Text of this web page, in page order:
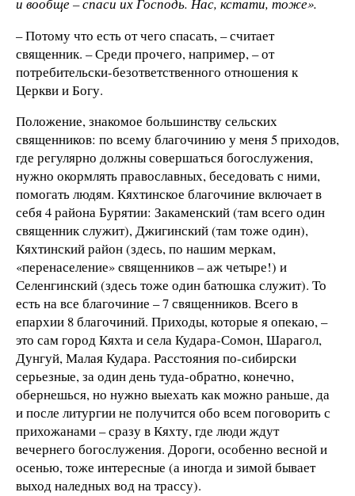
– Потому что есть от чего спасать, – считает
священник. – Среди прочего, например, – от
потребительски-безответственного отношения к
Церкви и Богу.
Положение, знакомое большинству сельских
священников: по всему благочинию у меня 5 приходов,
где регулярно должны совершаться богослужения,
нужно окормлять православных, беседовать с ними,
помогать людям. Кяхтинское благочиние включает в
себя 4 района Бурятии: Закаменский (там всего один
священник служит), Джигинский (там тоже один),
Кяхтинский район (здесь, по нашим меркам,
«перенаселение» священников – аж четыре!) и
Селенгинский (здесь тоже один батюшка служит). То
есть на все благочиние – 7 священников. Всего в
епархии 8 благочиний. Приходы, которые я опекаю, –
это сам город Кяхта и села Кудара-Сомон, Шарагол,
Дунгуй, Малая Кудара. Расстояния по-сибирски
серьезные, за один день туда-обратно, конечно,
обернешься, но нужно выехать как можно раньше, да
и после литургии не получится обо всем поговорить с
прихожанами – сразу в Кяхту, где люди ждут
вечернего богослужения. Дороги, особенно весной и
осенью, тоже интересные (а иногда и зимой бывает
выход наледных вод на трассу).